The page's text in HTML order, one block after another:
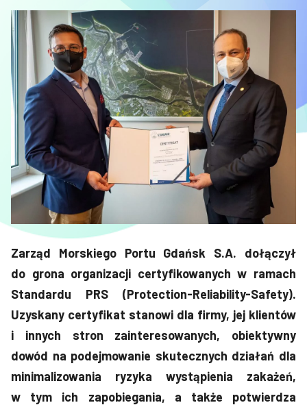
Zarząd Morskiego Portu Gdańsk S.A. dołączył
do grona organizacji certyfikowanych w ramach
Standardu PRS (Protection-Reliability-Safety).
Uzyskany certyfikat stanowi dla firmy, jej klientów
i innych stron zainteresowanych, obiektywny
dowód na podejmowanie skutecznych działań dla
minimalizowania ryzyka wystąpienia zakażeń,
w tym ich zapobiegania, a także potwierdza